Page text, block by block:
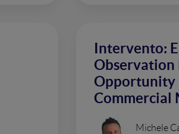
Intervento:
Observation
Opportunity
Commercial
Michele